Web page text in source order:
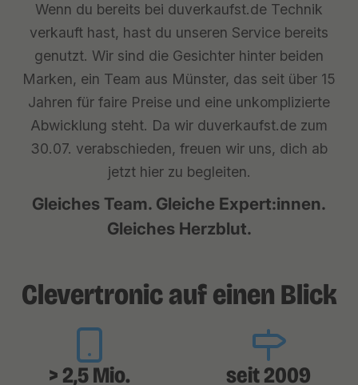
Wenn du bereits bei duverkaufst.de Technik
verkauft hast, hast du unseren Service bereits
genutzt. Wir sind die Gesichter hinter beiden
Marken, ein Team aus Münster, das seit über 15
Jahren für faire Preise und eine unkomplizierte
Abwicklung steht. Da wir duverkaufst.de zum
30.07. verabschieden, freuen wir uns, dich ab
jetzt hier zu begleiten.
Gleiches Team. Gleiche Expert:innen.
Gleiches Herzblut.
Clevertronic auf einen Blick
> 2,5 Mio. seit 2009